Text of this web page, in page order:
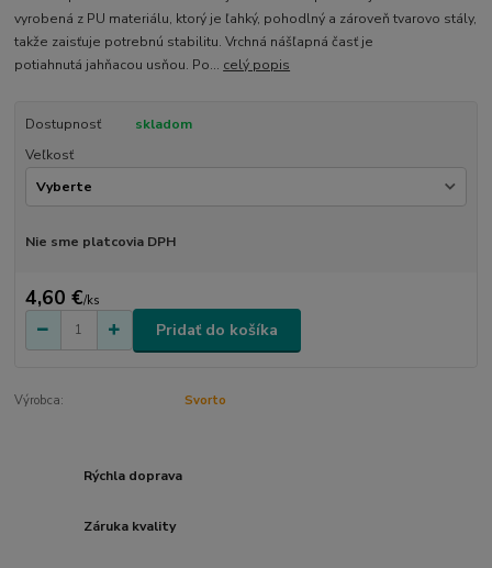
vyrobená z PU materiálu, ktorý je ľahký, pohodlný a zároveň tvarovo stály,
takže zaisťuje potrebnú stabilitu. Vrchná nášľapná časť je
potiahnutá jahňacou usňou. Po... celý popis
Dostupnosť
skladom
Veľkosť
Nie sme platcovia DPH
4,60 €/ks
Pridať do košíka
Výrobca: Svorto
Rýchla doprava
Záruka kvality